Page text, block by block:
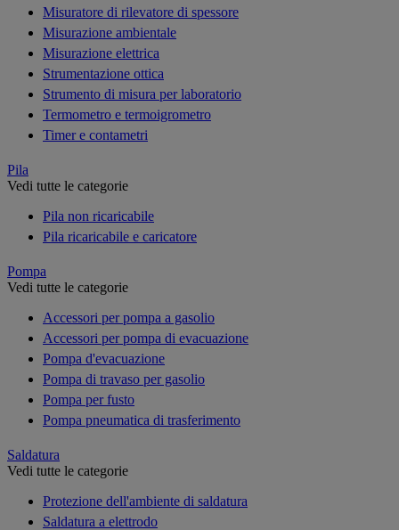
Misuratore di rilevatore di spessore
Misurazione ambientale
Misurazione elettrica
Strumentazione ottica
Strumento di misura per laboratorio
Termometro e termoigrometro
Timer e contametri
Pila
Vedi tutte le categorie
Pila non ricaricabile
Pila ricaricabile e caricatore
Pompa
Vedi tutte le categorie
Accessori per pompa a gasolio
Accessori per pompa di evacuazione
Pompa d'evacuazione
Pompa di travaso per gasolio
Pompa per fusto
Pompa pneumatica di trasferimento
Saldatura
Vedi tutte le categorie
Protezione dell'ambiente di saldatura
Saldatura a elettrodo